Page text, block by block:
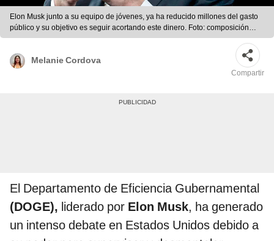
Elon Musk junto a su equipo de jóvenes, ya ha reducido millones del gasto
público y su objetivo es seguir acortando este dinero. Foto: composición
LR/Ariana Espinoza/AFP
Melanie Cordova
Compartir
El Departamento de Eficiencia Gubernamental
(DOGE), liderado por Elon Musk, ha generado
un intenso debate en Estados Unidos debido a